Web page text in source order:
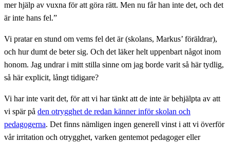
mer hjälp av vuxna för att göra rätt. Men nu får han inte det, och det
är inte hans fel.”
Vi pratar en stund om vems fel det är (skolans, Markus’ föräldrar),
och hur dumt de beter sig. Och det läker helt uppenbart något inom
honom. Jag undrar i mitt stilla sinne om jag borde varit så här tydlig,
så här explicit, långt tidigare?
Vi har inte varit det, för att vi har tänkt att de inte är behjälpta av att
vi spär på den otrygghet de redan känner inför skolan och
pedagogerna. Det finns nämligen ingen generell vinst i att vi överför
vår irritation och otrygghet, varken gentemot pedagoger eller